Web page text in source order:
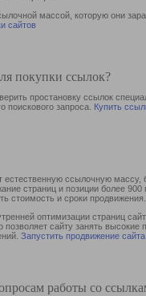
массой, которую они
сайтов
покупки ссылок?
простановку ссылок
поискового запроса. Купить
ссылочную
страниц и позиции более
стоимость и сроки продвижения.
оптимизации страниц
сайту занять
Запустить продвижение сайта
работы со